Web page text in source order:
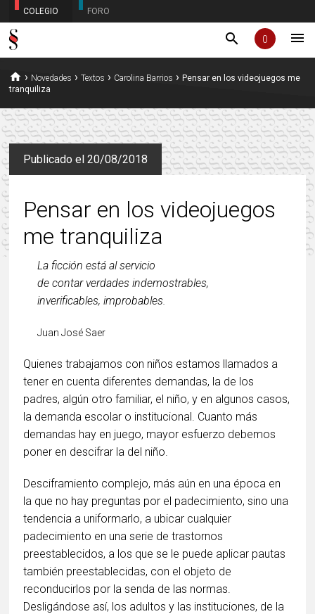
COLEGIO FORO
search 0 menu
home › Novedades ›Textos › Carolina Barrios ›Pensar en los videojuegos me
tranquiliza
Publicado el 20/08/2018
Pensar en los videojuegos
me tranquiliza
La ficción está al servicio
de contar verdades indemostrables,
Juan José Saer
Quienes trabajamos con niños estamos llamados a
tener en cuenta diferentes demandas, la de los
padres, algún otro familiar, el niño, y en algunos casos,
la demanda escolar o institucional. Cuanto más
demandas hay en juego, mayor esfuerzo debemos
poner en descifrar la del niño.
Desciframiento complejo, más aún en una época en
la que no hay preguntas por el padecimiento, sino una
tendencia a uniformarlo, a ubicar cualquier
padecimiento en una serie de trastornos
preestablecidos, a los que se le puede aplicar pautas
también preestablecidas, con el objeto de
reconducirlos por la senda de las normas.
Desligándose así, los adultos y las instituciones, de la